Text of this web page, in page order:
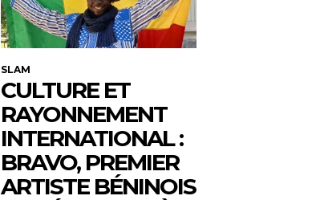
SLAM
CULTURE ET
RAYONNEMENT
INTERNATIONAL :
BRAVO, PREMIER
ARTISTE BÉNINOIS